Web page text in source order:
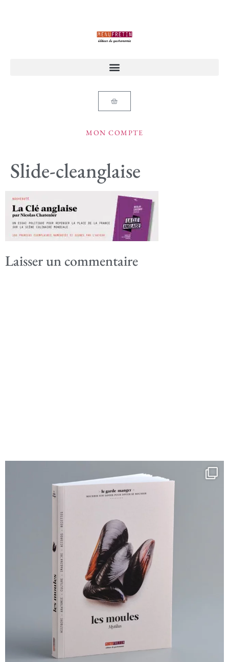
MON COMPTE
Slide-cleanglaise
Laisser un commentaire